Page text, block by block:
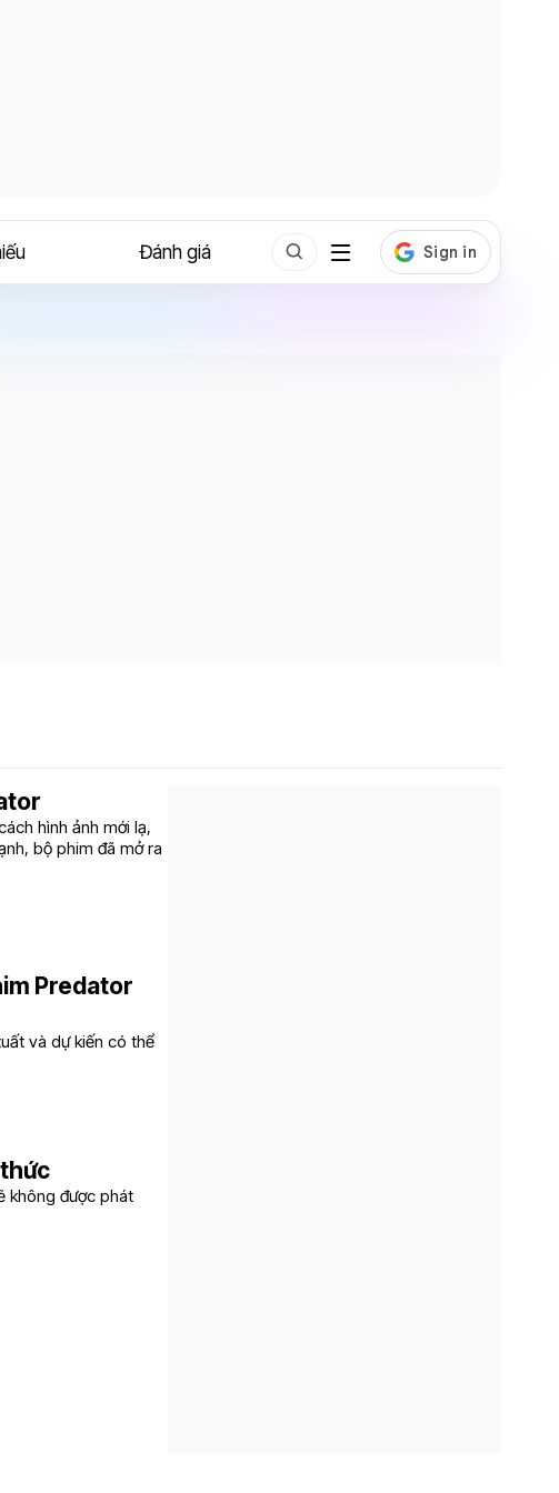
Đánh giá
hình ảnh mới lạ,
bộ phim đã mở ra
Predator
và dự kiến có thể
không được phát